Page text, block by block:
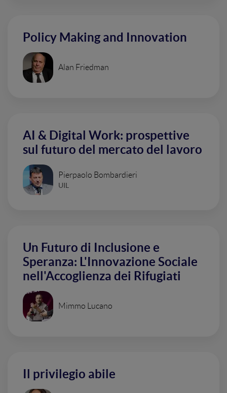
Policy Making and Innovation
Alan Friedman
AI & Digital Work: prospettive
sul futuro del mercato del lavoro
Pierpaolo Bombardieri
UIL
Un Futuro di Inclusione e
Speranza: L'Innovazione Sociale
nell'Accoglienza dei Rifugiati
Mimmo Lucano
Il privilegio abile